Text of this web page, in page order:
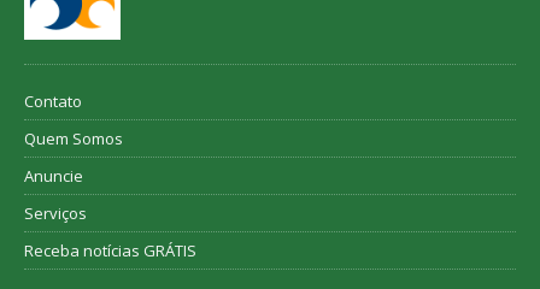
Contato
Quem Somos
Anuncie
Serviços
Receba notícias GRÁTIS